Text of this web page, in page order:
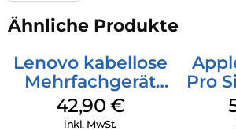
Ähnliche Produkte
Lenovo kabellose
Mehrfachgerät
Luna Grey
42,90 €
inkl. MwSt.
Pro